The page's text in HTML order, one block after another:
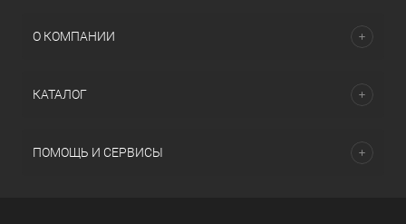
О КОМПАНИИ
КАТАЛОГ
ПОМОЩЬ И СЕРВИСЫ